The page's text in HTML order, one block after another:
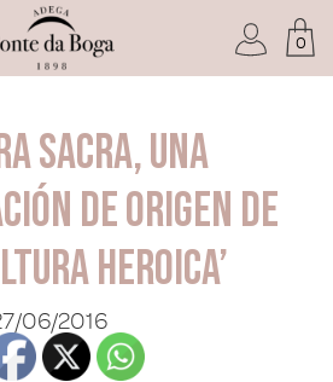
ACCEDER
0
Sacra, una
de origen de
heroica’
06/2016